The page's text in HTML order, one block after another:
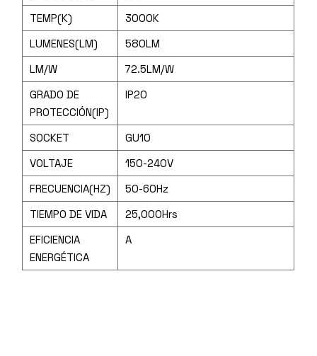
TEMP(K)
3000K
LUMENES(LM)
580LM
LM/W
72.5LM/W
GRADO DE
PROTECCIÓN(IP)
IP20
SOCKET
GU10
VOLTAJE
150-240V
FRECUENCIA(HZ)
50-60Hz
TIEMPO DE VIDA
25,000Hrs
EFICIENCIA
ENERGÉTICA
A